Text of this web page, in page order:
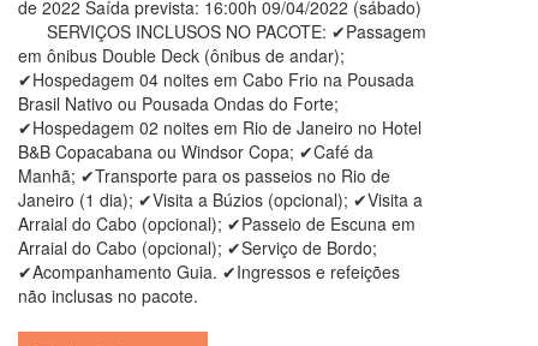
de 2022 Saída prevista: 16:00h 09/04/2022 (sábado)
SERVIÇOS INCLUSOS NO PACOTE: ✔Passagem
em ônibus Double Deck (ônibus de andar);
✔Hospedagem 04 noites em Cabo Frio na Pousada
Brasil Nativo ou Pousada Ondas do Forte;
✔Hospedagem 02 noites em Rio de Janeiro no Hotel
B&B Copacabana ou Windsor Copa; ✔Café da
Manhã; ✔Transporte para os passeios no Rio de
Janeiro (1 dia); ✔Visita a Búzios (opcional); ✔Visita a
Arraial do Cabo (opcional); ✔Passeio de Escuna em
Arraial do Cabo (opcional); ✔Serviço de Bordo;
✔Acompanhamento Guia. ✔Ingressos e refeições
não inclusas no pacote.